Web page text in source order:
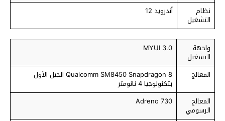
نظام
التشغيل
أندرويد 12
واجهة
التشغيل
MYUI 3.0
المعالج Qualcomm SM8450 Snapdragon 8 الجيل الأول
بتكنولوجيا 4 نانومتر
المعالج
الرسومي
Adreno 730